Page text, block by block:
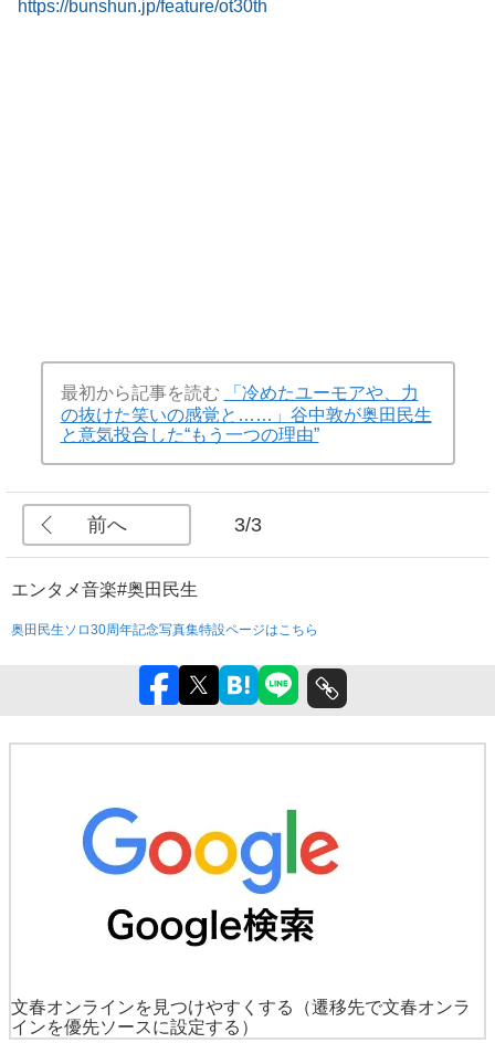
https://bunshun.jp/feature/ot30th
最初から記事を読む
「冷めたユーモアや、力
の抜けた笑いの感覚と……」谷中敦が奥田民生
と意気投合した“もう一つの理由”
前へ 3/3
エンタメ音楽#奥田民生
奥田民生ソロ30周年記念写真集特設ページはこちら
文春オンラインを見つけやすくする
（遷移先で文春オンラ
インを優先ソースに設定する）